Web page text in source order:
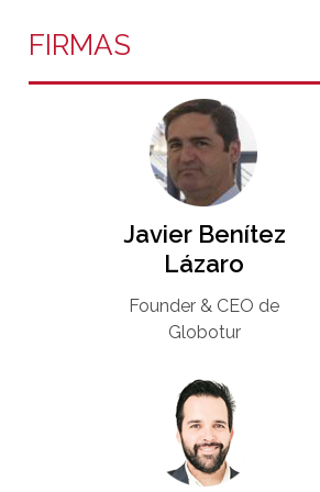
FIRMAS
Javier Benítez
Lázaro
Founder & CEO de
Globotur​